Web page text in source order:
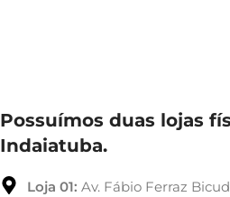
Possuímos duas lojas
Indaiatuba.
Loja 01: Av. Fábio Ferraz